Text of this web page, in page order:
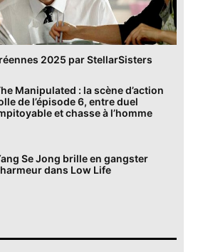
2025 par StellarSisters
Manipulated : la scène d’action
de l’épisode 6, entre duel
et chasse à l’homme
Se Jong brille en gangster
dans Low Life